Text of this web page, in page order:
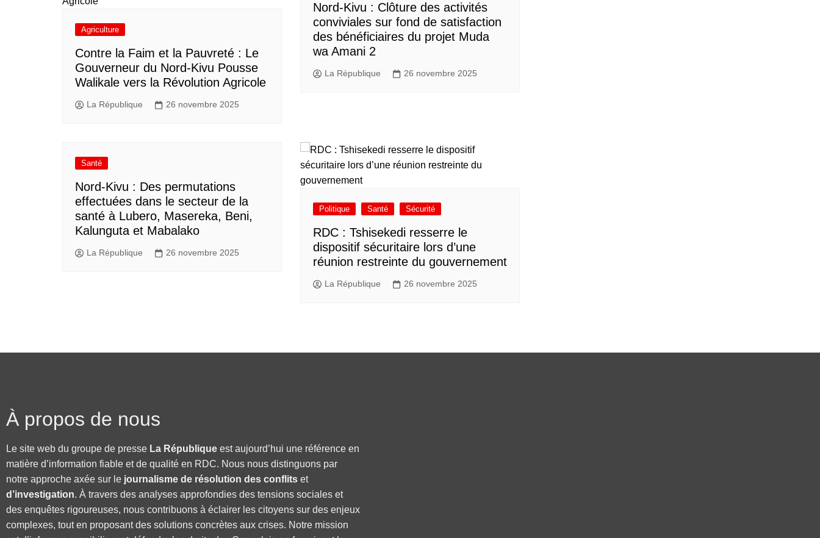
Agriculture
​Contre la Faim et la Pauvreté : Le
Gouverneur du Nord-Kivu Pousse
Walikale vers la Révolution Agricole
La République 26 novembre 2025
Nord-Kivu : Clôture des activités
conviviales sur fond de satisfaction
des bénéficiaires du projet Muda
wa Amani 2
La République 26 novembre 2025
Santé
Nord-Kivu : Des permutations
effectuées dans le secteur de la
santé à Lubero, Masereka, Beni,
Kalunguta et Mabalako
La République 26 novembre 2025
Politique Santé Sécurité
RDC : Tshisekedi resserre le
dispositif sécuritaire lors d’une
réunion restreinte du gouvernement
La République 26 novembre 2025
À propos de nous
Le site web du groupe de presse La République est aujourd’hui une référence en
matière d’information fiable et de qualité en RDC. Nous nous distinguons par
notre approche axée sur le journalisme de résolution des conflits et
d’investigation. À travers des analyses approfondies des tensions sociales et
des enquêtes rigoureuses, nous contribuons à éclairer les citoyens sur des enjeux
complexes, tout en proposant des solutions concrètes aux crises. Notre mission